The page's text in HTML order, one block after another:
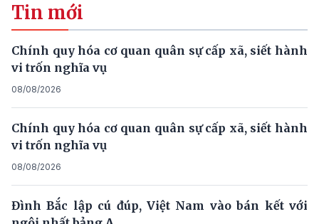
Tin mới
Chính quy hóa cơ quan quân sự cấp xã, siết hành
vi trốn nghĩa vụ
08/08/2026
Chính quy hóa cơ quan quân sự cấp xã, siết hành
vi trốn nghĩa vụ
08/08/2026
Đình Bắc lập cú đúp, Việt Nam vào bán kết với